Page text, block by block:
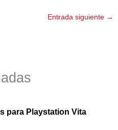
Entrada siguiente →
para Playstation Vita